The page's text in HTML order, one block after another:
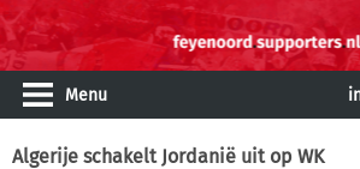
Menu
Algerije schakelt Jordanië uit op WK